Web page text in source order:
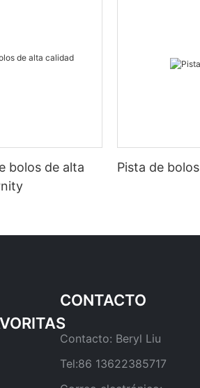
bolos de alta
Pista de bolos
CONTACTO
Contacto: Beryl Liu
Tel:86 13622385717